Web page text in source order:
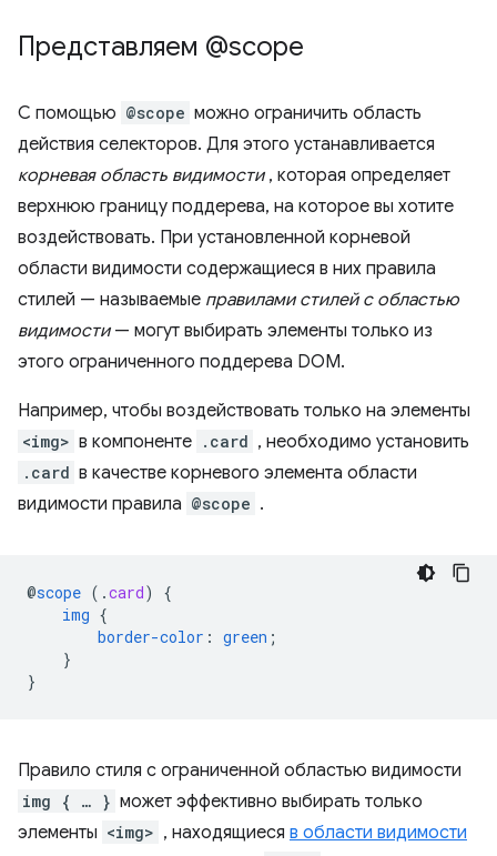
Представляем @scope
С помощью @scope можно ограничить область
действия селекторов. Для этого устанавливается
корневая область видимости, которая определяет
верхнюю границу поддерева, на которое вы хотите
воздействовать. При установленной корневой
области видимости содержащиеся в них правила
стилей — называемые правилами стилей с областью
видимости— могут выбирать элементы только из
этого ограниченного поддерева DOM.
Например, чтобы воздействовать только на элементы
<img> в компоненте .card , необходимо установить
.card в качестве корневого элемента области
видимости правила @scope .
@scope ( .card)
{
img {
border-color : green ;
}
}
Правило стиля с ограниченной областью видимости
img { … } может эффективно выбирать только
элементы <img> , находящиеся в области видимости